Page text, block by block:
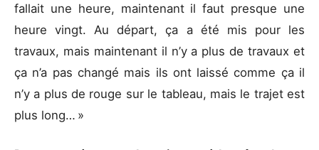
fallait une heure, maintenant il faut presque une
heure vingt. Au départ, ça a été mis pour les
travaux, mais maintenant il n’y a plus de travaux et
ça n’a pas changé mais ils ont laissé comme ça il
n’y a plus de rouge sur le tableau, mais le trajet est
plus long… »